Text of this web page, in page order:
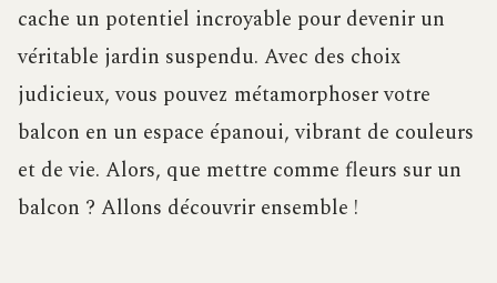
cache un potentiel incroyable pour devenir un
véritable jardin suspendu. Avec des choix
judicieux, vous pouvez métamorphoser votre
balcon en un espace épanoui, vibrant de couleurs
et de vie. Alors, que mettre comme fleurs sur un
balcon ? Allons découvrir ensemble !